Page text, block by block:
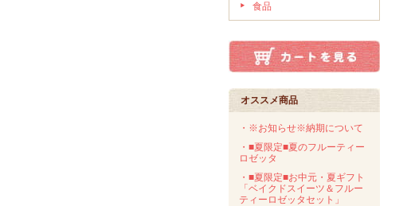
食品
オススメ商品
・※お知らせ※納期について
・■夏限定■夏のフルーティー
ロゼッタ
・■夏限定■お中元・夏ギフト
「ベイクドスイーツ＆フルー
ティーロゼッタセット」